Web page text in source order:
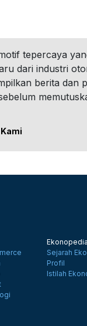
tepercaya
dari industri
berita
Ekonopedia
Sejarah
Profil
Istilah